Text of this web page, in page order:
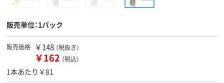
販売単位：1パック
販売価格 ￥148 （税抜き）
￥162 （税込）
1本あたり￥81